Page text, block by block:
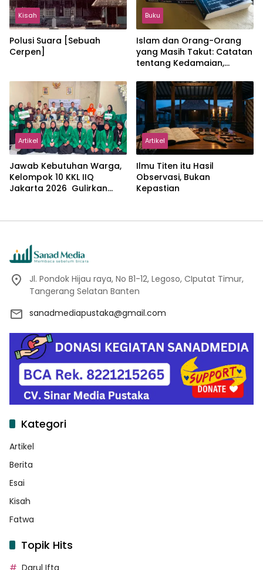
Kisah
Polusi Suara [Sebuah
Cerpen]
Buku
Islam dan Orang-Orang
yang Masih Takut: Catatan
tentang Kedamaian,
dalam Pemikiran Masykuri
Abdillah
Artikel
Jawab Kebutuhan Warga,
Kelompok 10 KKL IIQ
Jakarta 2026 Gulirkan
Artikel
Ilmu Titen itu Hasil
Observasi, Bukan
Kepastian
Jl. Pondok Hijau raya, No B1-12, Legoso, CIputat Timur,
Tangerang Selatan Banten
sanadmediapustaka@gmail.com
Kategori
Artikel
Berita
Esai
Kisah
Fatwa
Topik Hits
Darul Ifta